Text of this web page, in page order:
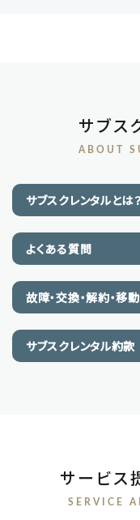
サブス
ABOUT
サブスクレンタルとは？
よくある質問
故障・交換・解約・移
サブスクレンタル約款
サービス
SERVICE